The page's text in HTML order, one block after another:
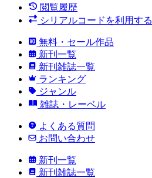
閲覧履歴
シリアルコードを利用する
無料・セール作品
新刊一覧
新刊雑誌一覧
ランキング
ジャンル
雑誌・レーベル
よくある質問
お問い合わせ
新刊一覧
新刊雑誌一覧